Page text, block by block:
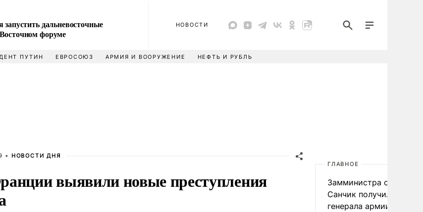
запустить дальневосточные
форуме
НОВОСТИ
ПУТИН ЕВРОСОЮЗ АРМИЯ И ВООРУЖЕНИЕ НЕФТЬ И РУБЛЬ
• НОВОСТИ ДНЯ
выявили новые преступления
ГЛАВНОЕ
Замминистра обороны
Санчик получил звание
генерала армии